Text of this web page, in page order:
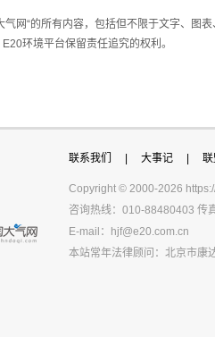
网“的所有内容，包括但不限于文字、图
环境平台保留责任追究的权利。
联系我们 大事记
Copyright © 2000-2026
咨询热线：010-88480403 传
E-mail：
hjf@e20.com.cn
本站常年法律顾问：北京市康